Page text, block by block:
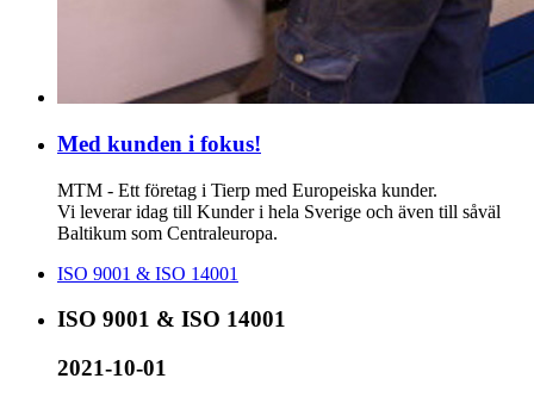
Med kunden i fokus!
MTM - Ett företag i Tierp med Europeiska kunder.
Vi leverar idag till Kunder i hela Sverige och även till såväl
Baltikum som Centraleuropa.
ISO 9001 & ISO 14001
ISO 9001 & ISO 14001
2021-10-01